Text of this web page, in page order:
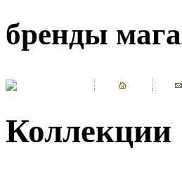
бренды
Коллекции